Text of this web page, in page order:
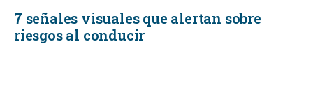
7 señales visuales que alertan sobre
riesgos al conducir